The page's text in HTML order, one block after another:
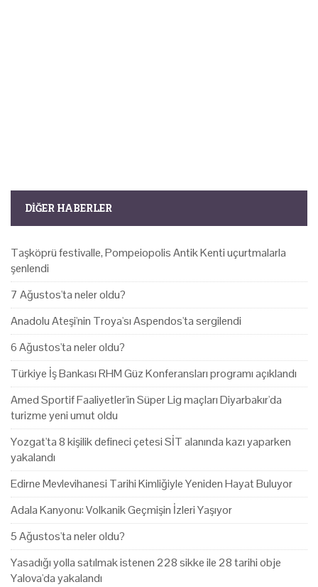
DIĞER HABERLER
Taşköprü festivalle, Pompeiopolis Antik Kenti uçurtmalarla
şenlendi
7 Ağustos'ta neler oldu?
Anadolu Ateşi'nin Troya'sı Aspendos'ta sergilendi
6 Ağustos'ta neler oldu?
Türkiye İş Bankası RHM Güz Konferansları programı açıklandı
Amed Sportif Faaliyetler'in Süper Lig maçları Diyarbakır'da
turizme yeni umut oldu
Yozgat'ta 8 kişilik defineci çetesi SİT alanında kazı yaparken
yakalandı
Edirne Mevlevihanesi Tarihi Kimliğiyle Yeniden Hayat Buluyor
Adala Kanyonu: Volkanik Geçmişin İzleri Yaşıyor
5 Ağustos'ta neler oldu?
Yasadığı yolla satılmak istenen 228 sikke ile 28 tarihi obje
Yalova'da yakalandı